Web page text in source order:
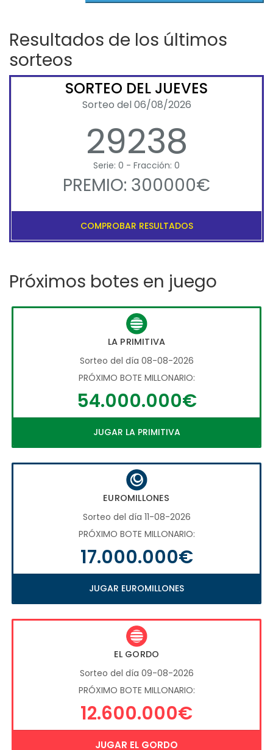
Resultados de los últimos
sorteos
SORTEO DEL JUEVES
Sorteo del 06/08/2026
29238
Serie: 0 - Fracción: 0
PREMIO: 300000€
COMPROBAR RESULTADOS
Próximos botes en juego
LA PRIMITIVA
Sorteo del día 08-08-2026
PRÓXIMO BOTE MILLONARIO:
54.000.000€
JUGAR LA PRIMITIVA
EUROMILLONES
Sorteo del día 11-08-2026
PRÓXIMO BOTE MILLONARIO:
17.000.000€
JUGAR EUROMILLONES
EL GORDO
Sorteo del día 09-08-2026
PRÓXIMO BOTE MILLONARIO:
12.600.000€
JUGAR EL GORDO